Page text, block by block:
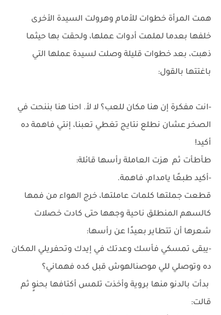
همت المرأة خطوات للأمام وهرولت السيدة الأخرى
خلفها بعدما لملمت أدوات عملها، ولحقت بها حيثما
ذهبت، بعد خطوات قليلة وصلت لسيدة عملها التي
باغتتها بالقول:
-انت مفكرة إن هنا مكان للعب؟ لا لأ. احنا هنا بننحت في
الصخر عشان نطلع نتايج تغطي تعبنا، إنتي فاهمة ده
أكيد!
طأطأت ثم هزت العاملة رأسها قائلة:
-أكيد طبعًا يامدام، فاهمة.
قطعت جملتها كلمات عاملتها، خرج الهواء من فمها
كالسهم المنطلق ناحية وجهها حتى كادت خصلات
شعرها أن تتطاير بعيدًا عن رأسها:
-يبقى تمسكي فأسك وعدتك في إيدك وتحفريلي المكان
ده وتوصلي للي موصنالهوش قبل كده فهماني؟
بدأت بالدنو منها بروية وأخذت تلمس أكتافها بحنوٍ ثم
قالت: